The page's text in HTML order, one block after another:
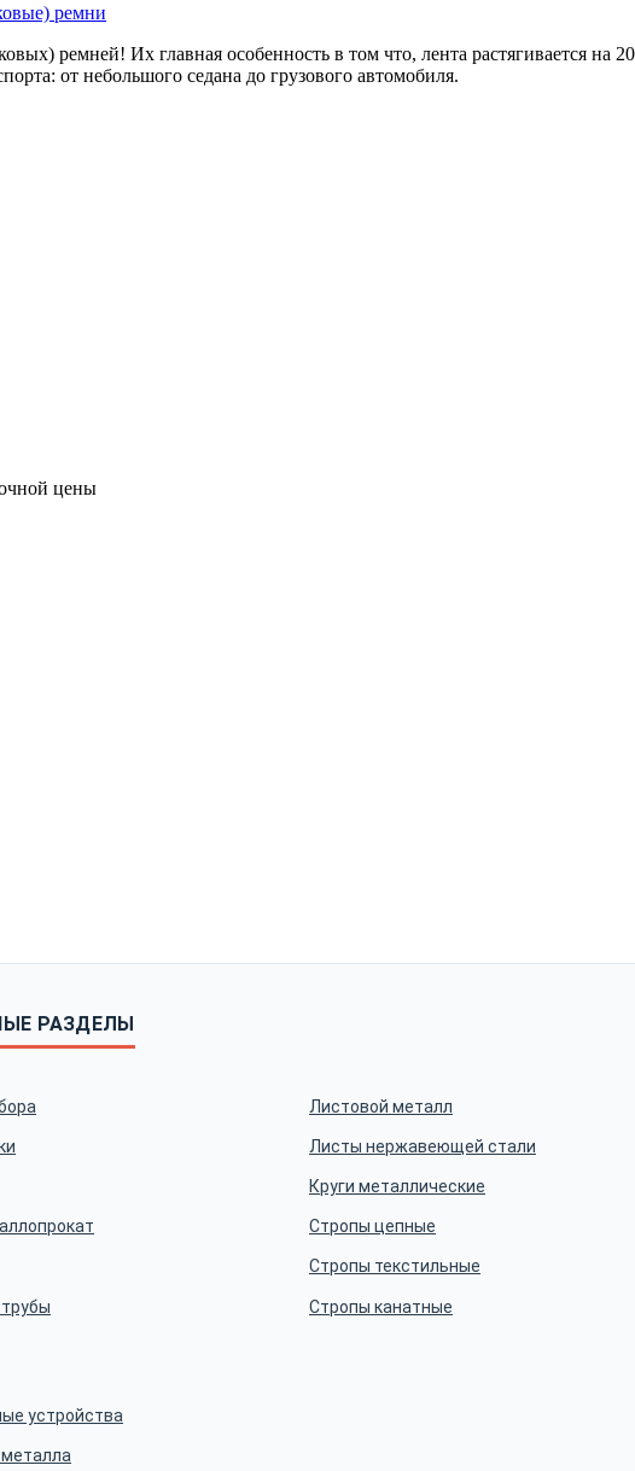
ремни
ремней! Их главная особенность в том что, лента растягивается на
от небольшого седана до грузового автомобиля.
цены
РАЗДЕЛЫ
Листовой металл
Листы нержавеющей стали
Круги металлические
Стропы цепные
Стропы текстильные
Стропы канатные
устройства